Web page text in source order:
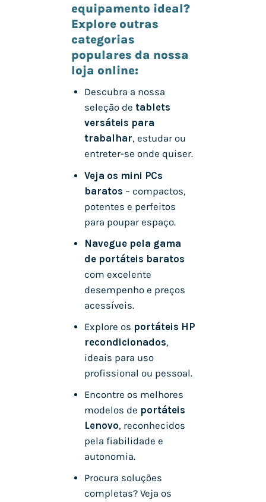
equipamento ideal?
Explore outras
categorias
populares da nossa
loja online:
Descubra a nossa
seleção de tablets
versáteis para
trabalhar, estudar ou
entreter-se onde quiser.
Veja os mini PCs
baratos – compactos,
potentes e perfeitos
para poupar espaço.
Navegue pela gama
de portáteis baratos
com excelente
desempenho e preços
acessíveis.
Explore os portáteis HP
recondicionados,
ideais para uso
profissional ou pessoal.
Encontre os melhores
modelos de portáteis
Lenovo, reconhecidos
pela fiabilidade e
autonomia.
Procura soluções
completas? Veja os